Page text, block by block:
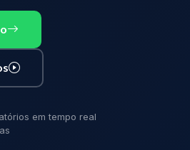
em tempo real